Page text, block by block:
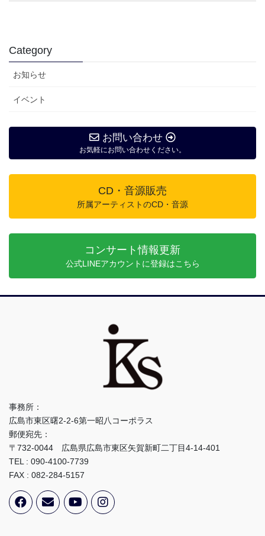
Category
お知らせ
イベント
お問い合わせ
お気軽にお問い合わせください。
CD・音源販売
所属アーティストのCD・音源
コンサート情報更新
公式LINEアカウントに登録はこちら
事務所：
広島市東区曙2-2-6第一昭八コーポラス
郵便宛先：
〒732-0044 広島県広島市東区矢賀新町二丁目4-14-401
TEL : 090-4100-7739
FAX : 082-284-5157